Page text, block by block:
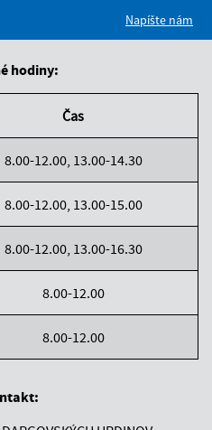
Napíšte nám
hodiny:
Čas
8.00-12.00, 13.00-14.30
8.00-12.00, 13.00-15.00
8.00-12.00, 13.00-16.30
8.00-12.00
8.00-12.00